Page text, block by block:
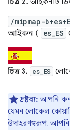
চিত্র 2. আইকনটি
/mipmap-
আইকন (
es_ES
চিত্র 3. es_ES
দ্রষ্টব্য: আপনি
যেমন লোকেল
উদাহরণস্বরূপ, আপনি